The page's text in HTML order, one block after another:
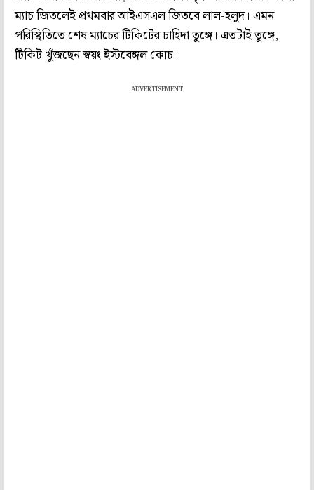
ম্যাচ জিতলেই প্রথমবার আইএসএল জিতবে লাল-হলুদ। এমন
পরিস্থিতিতে শেষ ম্যাচের টিকিটের চাহিদা তুঙ্গে। এতটাই তুঙ্গে,
টিকিট খুঁজছেন স্বয়ং ইস্টবেঙ্গল কোচ।
ADVERTISEMENT